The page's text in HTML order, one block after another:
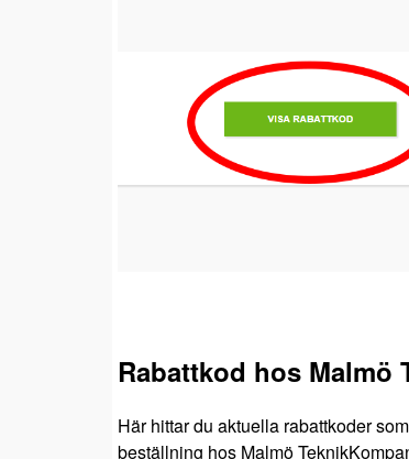
Rabattkod hos Malmö
Här hittar du aktuella rabattkoder
beställning hos Malmö